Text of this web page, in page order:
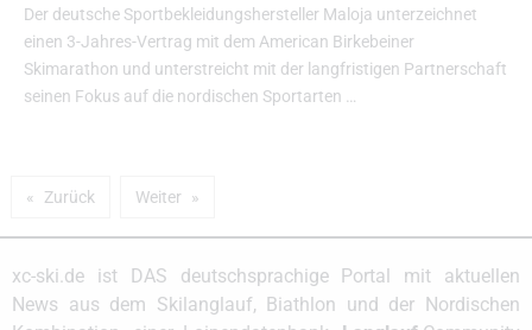
Der deutsche Sportbekleidungshersteller Maloja unterzeichnet
einen 3-Jahres-Vertrag mit dem American Birkebeiner
Skimarathon und unterstreicht mit der langfristigen Partnerschaft
seinen Fokus auf die nordischen Sportarten …
Zurück Weiter
xc-ski.de ist DAS deutschsprachige Portal mit aktuellen
News aus dem Skilanglauf, Biathlon und der Nordischen